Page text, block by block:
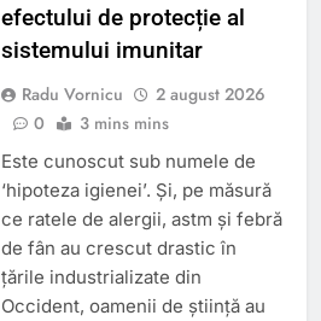
efectului de protecție al
sistemului imunitar
Radu Vornicu
2 august 2026
0
3 mins mins
Este cunoscut sub numele de
‘hipoteza igienei’. Și, pe măsură
ce ratele de alergii, astm și febră
de fân au crescut drastic în
țările industrializate din
Occident, oamenii de știință au